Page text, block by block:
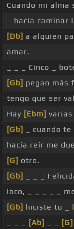
Cuando mi alma
_ hacía caminar
[Db] a alguien
amar.
_ _ _ Cinco _
[Gb] pegan más
tengo que ser
Hay [Ebm] varias
[Gb]
_ cuando
hacía reír me
[G] otro.
[Gb]
_ _ _
loco, _ _ _ _ _
[Gb] hiciste tu _
[Ab] [G]